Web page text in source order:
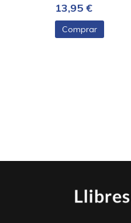
13,95 €
Comprar